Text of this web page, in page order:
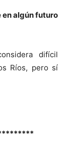
en algún futuro
difícil
Ríos, pero sí